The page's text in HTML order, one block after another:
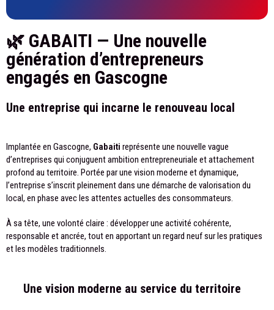
🌿 GABAITI — Une nouvelle
génération d’entrepreneurs
engagés en Gascogne
Une entreprise qui incarne le renouveau local
Implantée en Gascogne, Gabaiti représente une nouvelle vague
d’entreprises qui conjuguent ambition entrepreneuriale et attachement
profond au territoire. Portée par une vision moderne et dynamique,
l’entreprise s’inscrit pleinement dans une démarche de valorisation du
local, en phase avec les attentes actuelles des consommateurs.
À sa tête, une volonté claire : développer une activité cohérente,
responsable et ancrée, tout en apportant un regard neuf sur les pratiques
et les modèles traditionnels.
Une vision moderne au service du territoire